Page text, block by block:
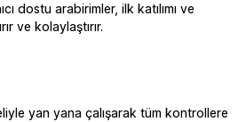
dostu arabirimler, ilk katılımı ve
ve kolaylaştırır.
yan yana çalışarak tüm kontrollere